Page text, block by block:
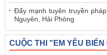
Đẩy mạnh tuyên truyền
Nguyên, Hải Phòng
CUỘC THI "EM YÊU